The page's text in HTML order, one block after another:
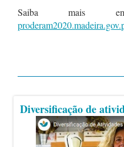
Saiba mais
Diversificação de